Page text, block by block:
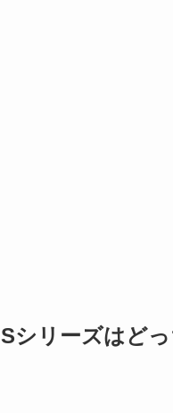
シリーズはど